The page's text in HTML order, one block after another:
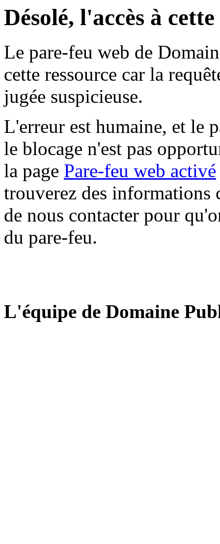
Désolé, l'accès à
Le pare-feu web de
cette ressource car la
jugée suspicieuse.
L'erreur est humaine, et le
le blocage n'est pas
la page Pare-feu web activé
trouverez des informations
de nous contacter pour
du pare-feu.
L'équipe de Domaine